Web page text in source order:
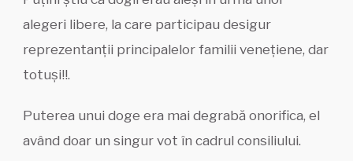
alegeri libere, la care participau desigur
reprezentanții principalelor familii venețiene, dar
totuși!!.
Puterea unui doge era mai degrabă onorifica, el
având doar un singur vot în cadrul consiliului.